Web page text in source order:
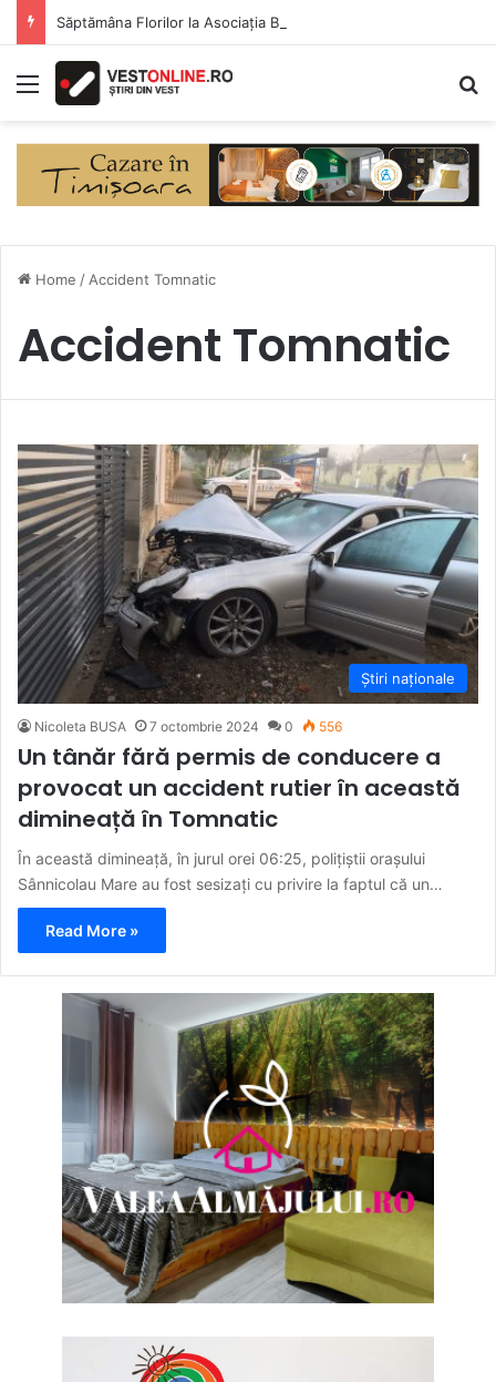
Săptămâna Florilor la Asociația BUNETI
Menu
Home / Accident Tomnatic
Accident Tomnatic
Știri naționale
Nicoleta BUSA 7 octombrie 2024 0 556
Un tânăr fără permis de conducere a
provocat un accident rutier în această
dimineață în Tomnatic
În această dimineață, în jurul orei 06:25, polițiștii orașului
Sânnicolau Mare au fost sesizați cu privire la faptul că un…
Read More »